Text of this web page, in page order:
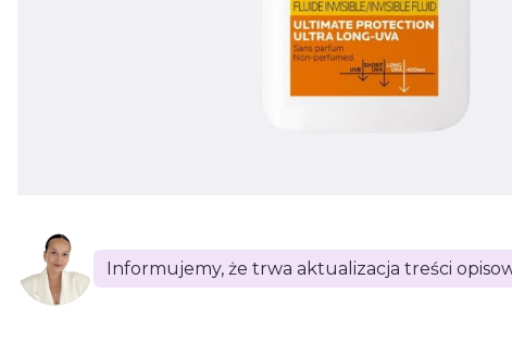
Informujemy, że trwa aktualizacja treści